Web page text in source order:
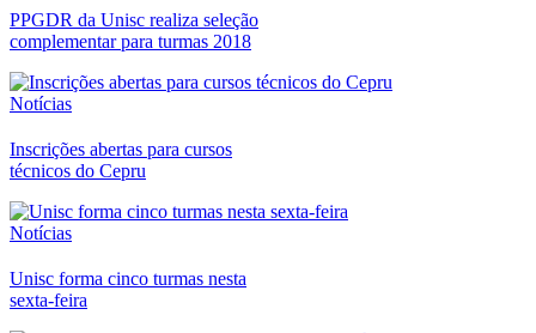
PPGDR da Unisc realiza seleção
complementar para turmas 2018
Notícias
Inscrições abertas para cursos
técnicos do Cepru
Notícias
Unisc forma cinco turmas nesta
sexta-feira